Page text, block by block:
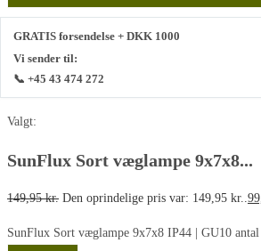
GRATIS forsendelse + DKK 1000
Vi sender til:
📞 +45 43 474 272
Valgt:
SunFlux Sort væglampe 9x7x8...
149,95kr. Den oprindelige pris var: 149,95 kr..
SunFlux Sort væglampe 9x7x8 IP44 | GU10 antal